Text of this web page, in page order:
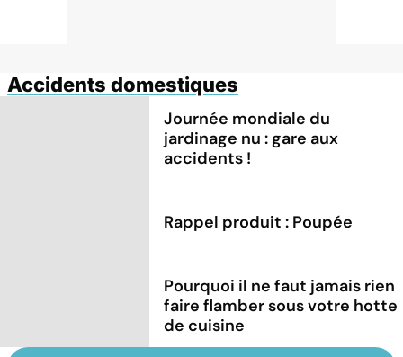
Accidents domestiques
Journée mondiale du
jardinage nu : gare aux
accidents !
Rappel produit : Poupée
Pourquoi il ne faut jamais rien
faire flamber sous votre hotte
de cuisine